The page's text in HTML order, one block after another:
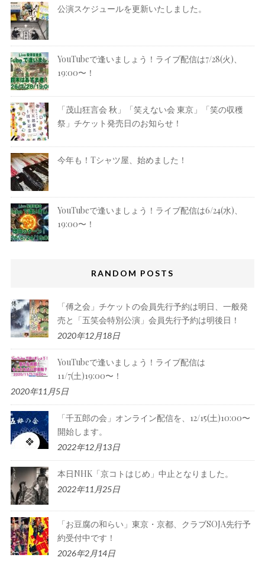
公演スケジュールを更新いたしました。
YouTubeで逢いましょう！ライブ配信は7/28(火)、
19:00〜！
「茂山狂言会 秋」「笑えない会 東京」「笑の収穫
祭」チケット発売日のお知らせ！
今年も！Tシャツ屋、始めました！
YouTubeで逢いましょう！ライブ配信は6/24(水)、
19:00〜！
RANDOM POSTS
「傅之会」チケットの会員先行予約は明日、一般発
売と「五笑会特別公演」会員先行予約は明後日！
2020年12月18日
YouTubeで逢いましょう！ライブ配信は
11/7(土)19:00〜！
2020年11月5日
「千五郎の会」オンライン配信を、12/15(土)10:00〜
開始します。
2022年12月13日
本日NHK「京コトはじめ」中止となりました。
2022年11月25日
「お豆腐の和らい」東京・京都、クラブSOJA先行予
約受付中です！
2026年2月14日